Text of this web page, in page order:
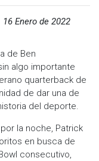
16 Enero de 2022
de Ben
algo importante
quarterback de
de dar una de
del deporte.
la noche, Patrick
en busca de
consecutivo,